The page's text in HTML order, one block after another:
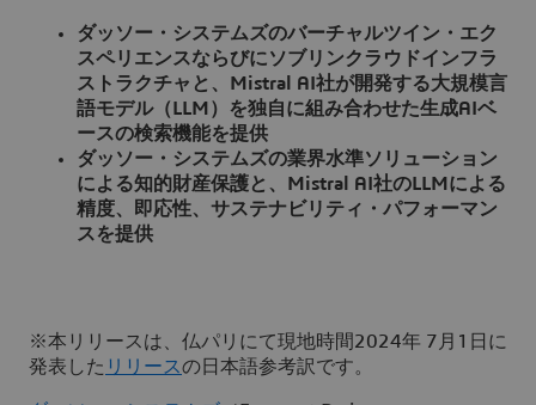
ダッソー・システムズのバーチャルツイン・エク
スペリエンスならびにソブリンクラウドインフラ
ストラクチャと、Mistral AI社が開発する大規模言
語モデル（LLM）を独自に組み合わせた生成AIベ
ースの検索機能を提供
ダッソー・システムズの業界水準ソリューション
による知的財産保護と、Mistral AI社のLLMによる
精度、即応性、サステナビリティ・パフォーマン
スを提供
※本リリースは、仏パリにて現地時間2024年 7月1日に
発表した リリースの日本語参考訳です。